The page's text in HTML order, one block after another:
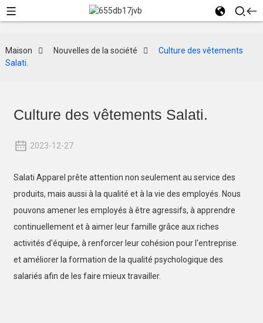
Maison Nouvelles de la société
Culture des vêtements
Salati.
Culture des vêtements Salati.
2023-12-27
Salati Apparel prête attention non seulement au service des
produits, mais aussi à la qualité et à la vie des employés. Nous
pouvons amener les employés à être agressifs, à apprendre
continuellement et à aimer leur famille grâce aux riches
activités d'équipe, à renforcer leur cohésion pour l'entreprise.
et améliorer la formation de la qualité psychologique des
salariés afin de les faire mieux travailler.